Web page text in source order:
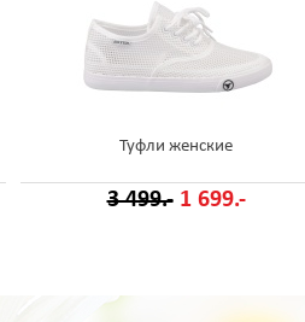
Туфли женские
3 499.- 1 699.-